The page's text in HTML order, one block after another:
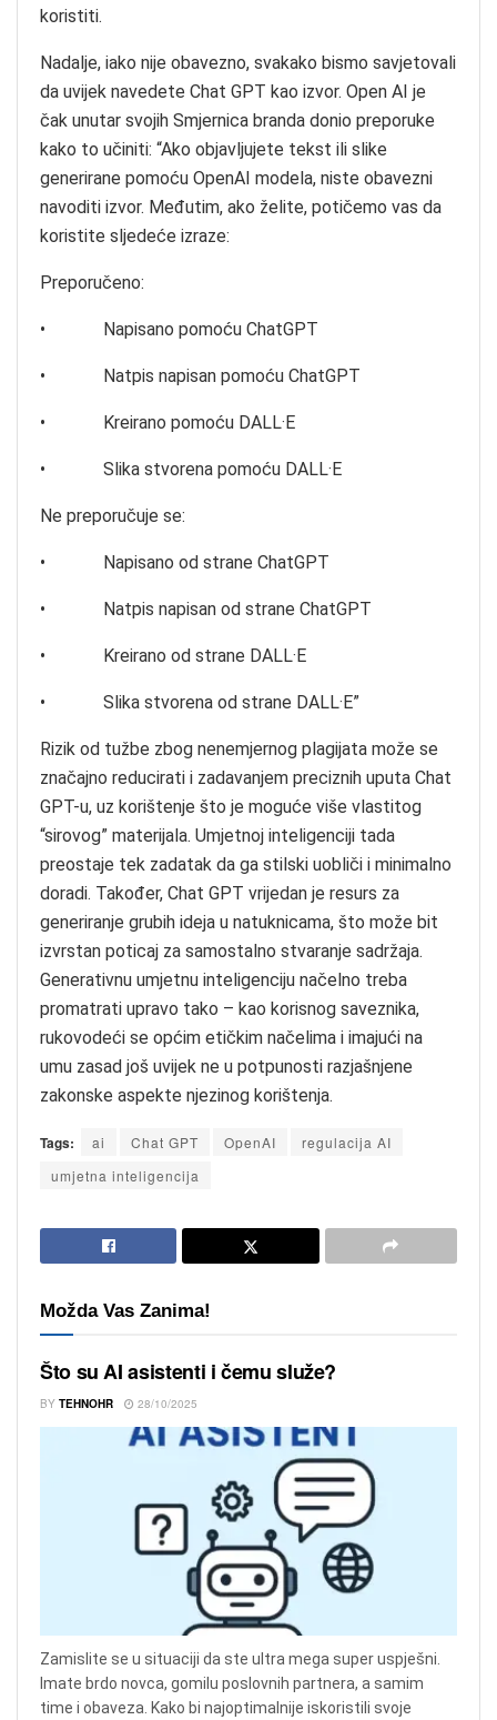
koristiti.
Nadalje, iako nije obavezno, svakako bismo savjetovali
da uvijek navedete Chat GPT kao izvor. Open AI je
čak unutar svojih Smjernica branda donio preporuke
kako to učiniti: “Ako objavljujete tekst ili slike
generirane pomoću OpenAI modela, niste obavezni
navoditi izvor. Međutim, ako želite, potičemo vas da
koristite sljedeće izraze:
Preporučeno:
• Napisano pomoću ChatGPT
• Natpis napisan pomoću ChatGPT
• Kreirano pomoću DALL·E
• Slika stvorena pomoću DALL·E
Ne preporučuje se:
• Napisano od strane ChatGPT
• Natpis napisan od strane ChatGPT
• Kreirano od strane DALL·E
• Slika stvorena od strane DALL·E”
Rizik od tužbe zbog nenemjernog plagijata može se
značajno reducirati i zadavanjem preciznih uputa Chat
GPT-u, uz korištenje što je moguće više vlastitog
“sirovog” materijala. Umjetnoj inteligenciji tada
preostaje tek zadatak da ga stilski uobliči i minimalno
doradi. Također, Chat GPT vrijedan je resurs za
generiranje grubih ideja u natuknicama, što može bit
izvrstan poticaj za samostalno stvaranje sadržaja.
Generativnu umjetnu inteligenciju načelno treba
promatrati upravo tako – kao korisnog saveznika,
rukovodeći se općim etičkim načelima i imajući na
umu zasad još uvijek ne u potpunosti razjašnjene
zakonske aspekte njezinog korištenja.
Tags: ai Chat GPT OpenAI
regulacija AI
umjetna inteligencija
Možda Vas Zanima!
Što su AI asistenti i čemu služe?
BY TEHNOHR 28/10/2025
Zamislite se u situaciji da ste ultra mega super uspješni.
Imate brdo novca, gomilu poslovnih partnera, a samim
time i obaveza. Kako bi najoptimalnije iskoristili svoje